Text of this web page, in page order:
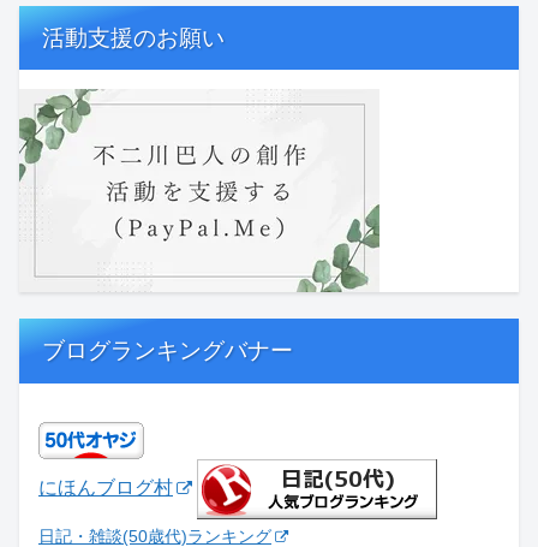
活動支援のお願い
ブログランキングバナー
にほんブログ村
日記・雑談(50歳代)ランキング